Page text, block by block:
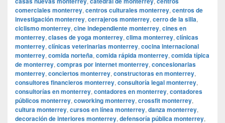
comerciales monterrey, centros culturales monterrey, centros de
investigación monterrey, cerrajeros monterrey, cerro de la silla,
ciclismo monterrey, cine independiente monterrey, cines en
monterrey, clases de yoga monterrey, clima monterrey, clínicas
monterrey, clínicas veterinarias monterrey, cocina internacional
monterrey, comida norteña, comida rápida monterrey, comida típica
de monterrey, compras por internet monterrey, concesionarias
monterrey, conciertos monterrey, constructoras en monterrey,
consultores financieros monterrey, consultoría legal monterrey,
consultorías en monterrey, contadores en monterrey, contadores
públicos monterrey, coworking monterrey, crossfit monterrey,
cultura monterrey, cursos en línea monterrey, danza monterrey,
decoración de interiores monterrey, defensoría pública monterrey,